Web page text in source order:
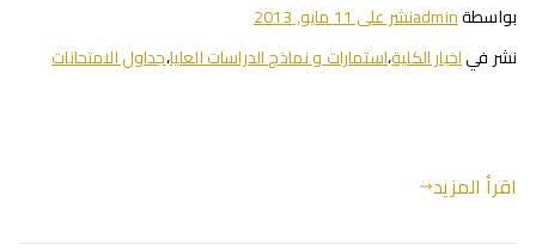
بواسطةadminنشر على11 مايو, 2013
نشر فياخبار الكلية،استمارات و نماذج الدراسات العليا،جداول الامتحانات
اقرأ المزيد